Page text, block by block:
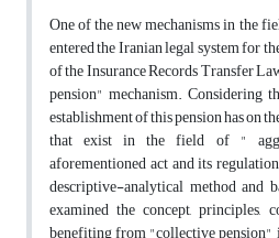
One of the new mechanisms in the
entered the Iranian legal system for
of the Insurance Records Transfer
pension" mechanism. Considering
establishment of this pension has on
that exist in the field of "
aforementioned act and its
descriptive-analytical method and
examined the concept, principles,